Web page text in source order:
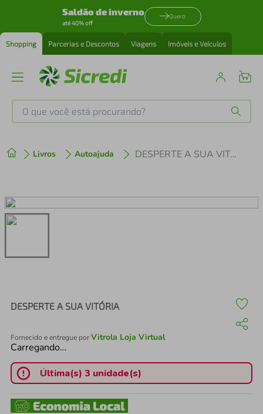
Saldão de inverno
até 40% off
Quero
Shopping Parcerias e Descontos Viagens Imóveis e Veículos
O que você está procurando?
Livros Autoajuda DESPERTE A SUA VITÓRIA
DESPERTE A SUA VITÓRIA
Fornecido e entregue porVitrola Loja Virtual
Carregando…
Última(s) 3 unidade(s)
2º cafeteira